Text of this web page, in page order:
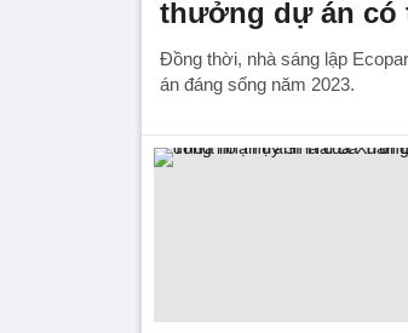
thưởng dự án có
Đồng thời, nhà sáng lập
án đáng sống năm 2023.